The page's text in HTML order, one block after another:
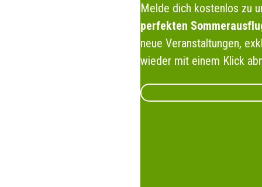
Melde dich kostenlos zu
perfekten
neue Veranstaltungen,
wieder mit einem Klick